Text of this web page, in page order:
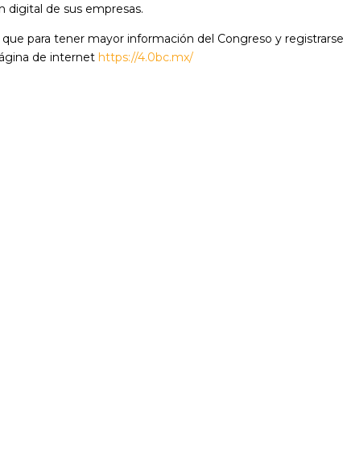
digital de sus empresas.
para tener mayor información del Congreso y
de internet https://4.0bc.mx/